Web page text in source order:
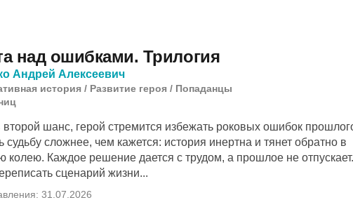
над ошибками. Трилогия
Андрей Алексеевич
история / Развитие героя / Попаданцы
второй шанс, герой стремится избежать роковых ошибок
судьбу сложнее, чем кажется: история инертна и тянет обратно в
колею. Каждое решение дается с трудом, а прошлое не отпускает.
сценарий жизни...
31.07.2026